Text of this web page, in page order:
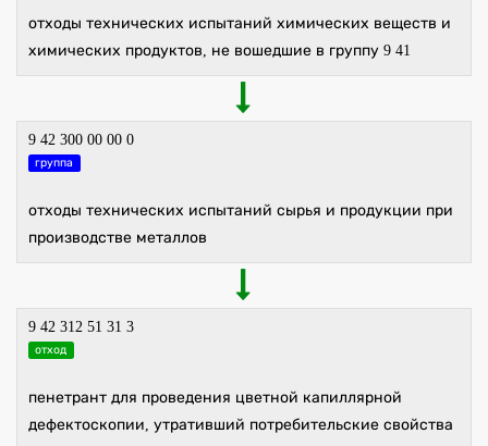
отходы технических испытаний химических веществ и
химических продуктов, не вошедшие в группу 9 41
9 42 300 00 00 0
группа
отходы технических испытаний сырья и продукции при
производстве металлов
9 42 312 51 31 3
отход
пенетрант для проведения цветной капиллярной
дефектоскопии, утративший потребительские свойства